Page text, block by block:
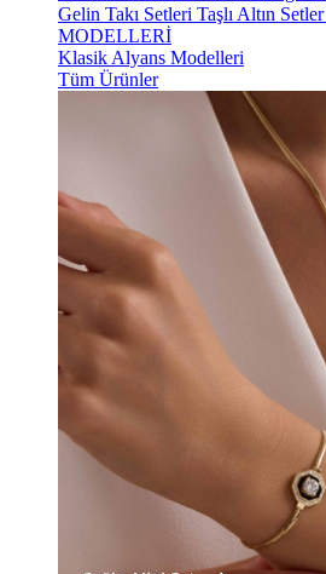
Gelin Takı Setleri Taşlı Altın Setler
MODELLERİ
Klasik Alyans Modelleri
Tüm Ürünler